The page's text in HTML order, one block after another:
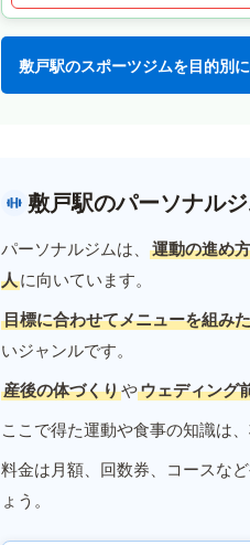
敷戸駅のスポーツジムを目的別
敷戸駅のパーソナル
パーソナルジムは、 運動の進め
人に向いています。
目標に合わせてメニューを組み
いジャンルです。
産後の体づくりやウェディング
ここで得た運動や食事の知識は
料金は月額、回数券、コースな
ょう。